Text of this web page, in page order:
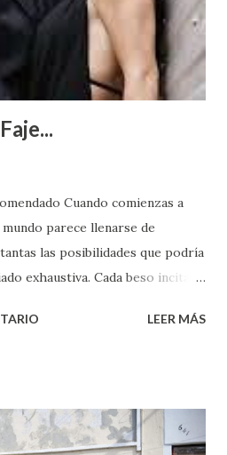
Cuando comienzas a
parece llenarse de
las posibilidades que podría
exhaustiva. Cada beso incita
imaginado. El problema es
deberías saber. Pero incluso
LEER MÁS